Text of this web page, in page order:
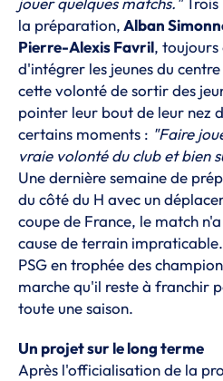
la préparation,Alban
Pierre-Alexis Favril, toujours
d'intégrer les jeunes du
cette volonté de sortir des
pointer leur bout de leur nez
certains moments : "Faire
vraie volonté du club et bien
Une dernière semaine de
du côté du H avec un
coupe de France, le match
cause de terrain
PSG en trophée des
marche qu'il reste à franchir
toute une saison.
Un projet sur le long terme
Après l'officialisation de la